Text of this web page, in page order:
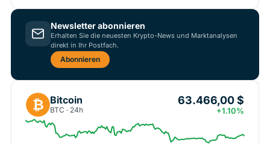
Newsletter abonnieren
Erhalten Sie die neuesten Krypto-News und Marktanalysen
direkt in Ihr Postfach.
Abonnieren
₿ Bitcoin
BTC · 24h
63.466,00 $
+1.10%